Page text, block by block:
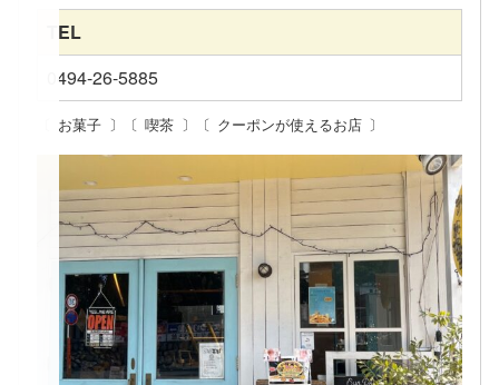
お菓子 喫茶 クーポンが使えるお店
TEL
0494-26-5885